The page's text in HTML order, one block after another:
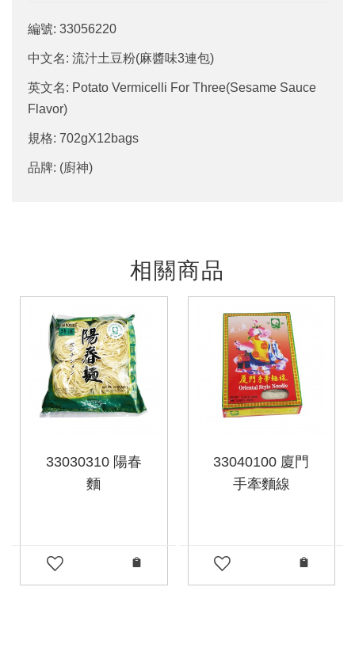
編號: 33056220
中文名: 流汁土豆粉(麻醬味3連包)
英文名: Potato Vermicelli For Three(Sesame Sauce
Flavor)
規格: 702gX12bags
品牌: (廚神)
相關商品
33030310 陽春
麵
33040100 廈門
手牽麵線